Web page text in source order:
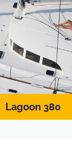
Lagoon 380